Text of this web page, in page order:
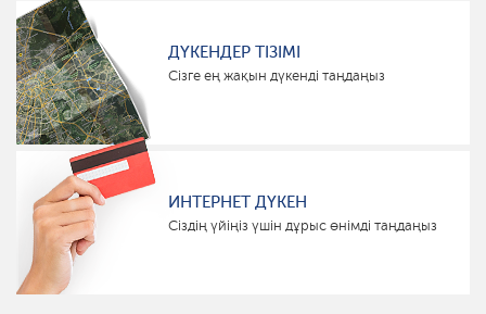
ДҮКЕНДЕР ТІЗІМІ
Сізге ең жақын дүкенді таңдаңыз
ИНТЕРНЕТ ДҮКЕН
Сіздің үйіңіз үшін дұрыс өнімді таңдаңыз